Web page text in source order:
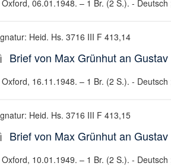
Oxford, 06.01.1948. – 1 Br. (2 S.). -
Heid. Hs. 3716 III F 413,14
Brief von Max Grünhut an
Oxford, 16.11.1948. – 1 Br. (2 S.). -
Heid. Hs. 3716 III F 413,15
Brief von Max Grünhut an
Oxford, 10.01.1949. – 1 Br. (2 S.). -